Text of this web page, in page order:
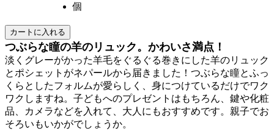
個
つぶらな瞳の羊のリュック。かわいさ満点！
淡くグレーがかった羊毛をぐるぐる巻きにした羊のリュック
とポシェットがネパールから届きました！つぶらな瞳とふっ
くらとしたフォルムが愛らしく、身につけているだけでワク
ワクしますね。子どもへのプレゼントはもちろん、鍵や化粧
品、カメラなどを入れて、大人にもおすすめです。親子でお
そろいもいかがでしょうか。